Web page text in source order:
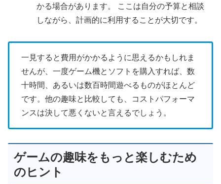
かる場合があります。 ここは自分の予算と相談
しながら、計画的に利用することが大切です。
一見すると費用がかかるように思えるかもしれま
せんが、一度ゲーム機とソフトを購入すれば、数
十時間、あるいは数百時間遊べるものがほとんど
です。他の趣味と比較しても、コストパフォーマ
ンスは決して悪くないと言えるでしょう。
ゲームの趣味をもっと楽しむため
のヒント